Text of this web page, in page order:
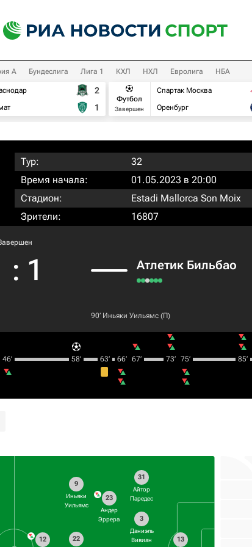
А Бундеслига Лига 1 КХЛ НХЛ Евролига НБА
2
1
Футбол
Завершен
Спартак Москва
Оренбург
Тур:
32
Время начала:
01.05.2023 в 20:00
Стадион:
Estadi Mallorca Son Moix
Зрители:
16807
: 1 Атлетик Бильбао
90‎’‎ Иньяки Уильямс (П)
46‎’‎ 58‎’‎ 63‎’‎ 66‎’‎ 67‎’‎ 73‎’‎ 75‎’‎ 85‎’‎
13
31
Айтор
Паредес
3
Даниэль
Вивиан
23
Андер
Эррера
9
Иньяки
Уильямс
22
12